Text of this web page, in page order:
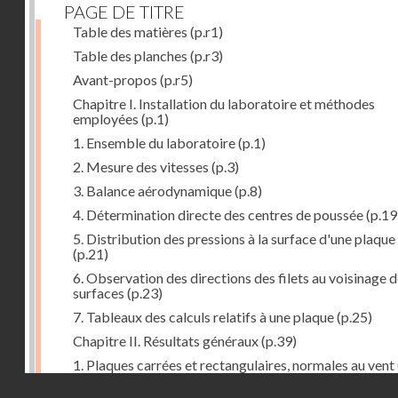
PAGE DE TITRE
Table des matières (p.r1)
Table des planches (p.r3)
Avant-propos (p.r5)
Chapitre I. Installation du laboratoire et méthodes
employées (p.1)
1. Ensemble du laboratoire(p.1)
2. Mesure des vitesses (p.3)
3. Balance aérodynamique(p.8)
4. Détermination directe des centres de poussée
5. Distribution des pressions à la surface d'une plaque
(p.21)
6. Observation des directions des filets au voisinage
surfaces (p.23)
7. Tableaux des calculs relatifs à une plaque(p.25)
Chapitre II. Résultats généraux(p.39)
1. Plaques carrées et rectangulaires, normales au vent